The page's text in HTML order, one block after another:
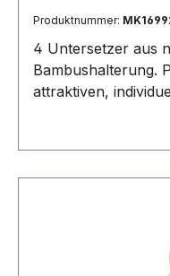
Produktnummer:
4 Untersetzer aus
Bambushalterung.
attraktiven,